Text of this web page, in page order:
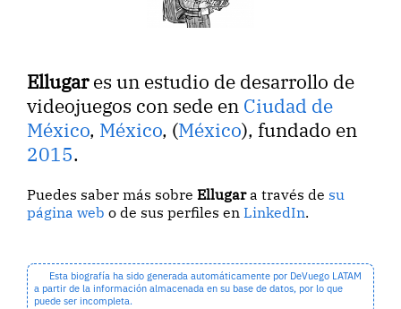
Ellugares un estudio de desarrollo de
videojuegos con sede en Ciudad de
México, México, (México), fundado en
2015.
Puedes saber más sobreEllugara través de su
página web o de sus perfiles enLinkedIn.
Esta biografía ha sido generada automáticamente por DeVuego LATAM
a partir de la información almacenada en su base de datos, por lo que
puede ser incompleta.